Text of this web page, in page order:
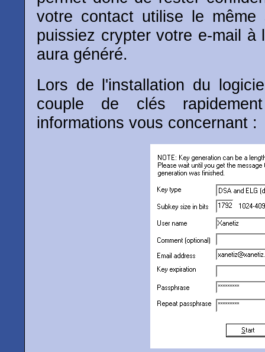
votre contact utilise le
puissiez crypter votre e-mail à
aura généré.
Lors de l'installation du
couple de clés
informations vous concernant :